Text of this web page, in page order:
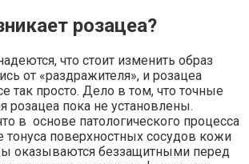
розацеа?
что стоит изменить образ
от «раздражителя», и розацеа
так просто. Дело в том, что точные
розацеа пока не установлены.
в основе патологического процесса
поверхностных сосудов кожи
оказываются беззащитными перед